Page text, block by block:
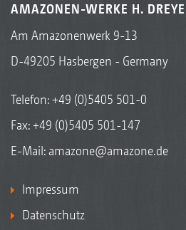
AMAZONEN-WERKE H.
Am Amazonenwerk 9-13
D-49205 Hasbergen - Germany
Telefon:+49 (0)5405 501-0
Fax: +49 (0)5405 501-147
E-Mail: amazone@amazone.de
Impressum
Datenschutz